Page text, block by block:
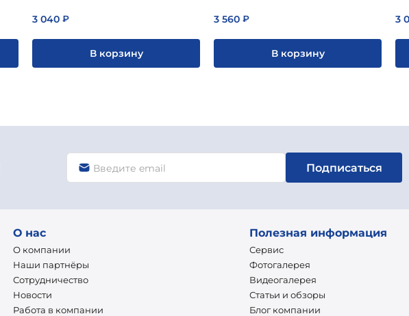
3 040 ₽
В корзину
3 560 ₽
В корзину
3
Подписаться
О нас
О компании
Наши партнёры
Сотрудничество
Новости
Работа в компании
Полезная информация
Сервис
Фотогалерея
Видеогалерея
Статьи и обзоры
Блог компании